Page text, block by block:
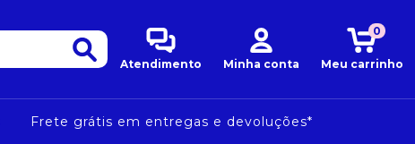
Atendimento Minha conta Meu carrinho
0
Frete grátis em entregas e devoluções*